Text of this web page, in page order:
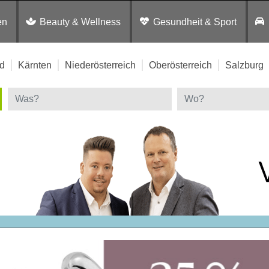
Beauty & Wellness Gesundheit & Sport
Kärnten Niederösterreich Oberösterreich Salzburg